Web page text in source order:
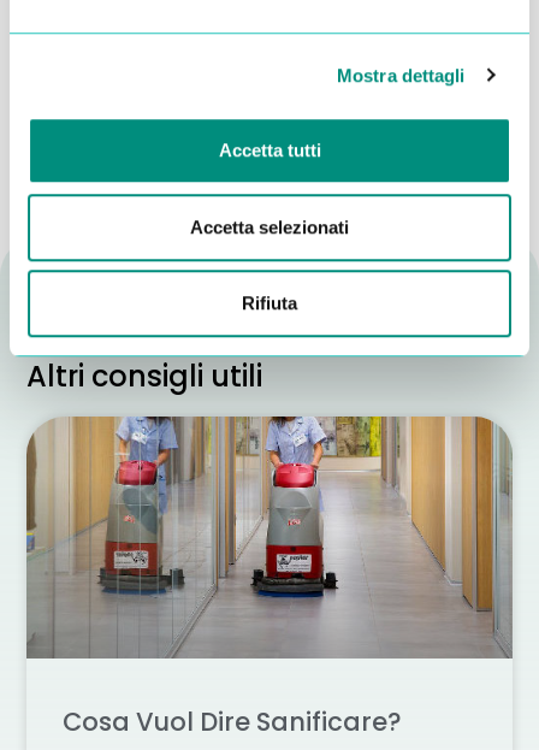
Mostra dettagli
Accetta tutti
Accetta selezionati
Rifiuta
trattamento dei miei dati per essere ricontattato
Altri consigli utili
Cosa Vuol Dire Sanificare?